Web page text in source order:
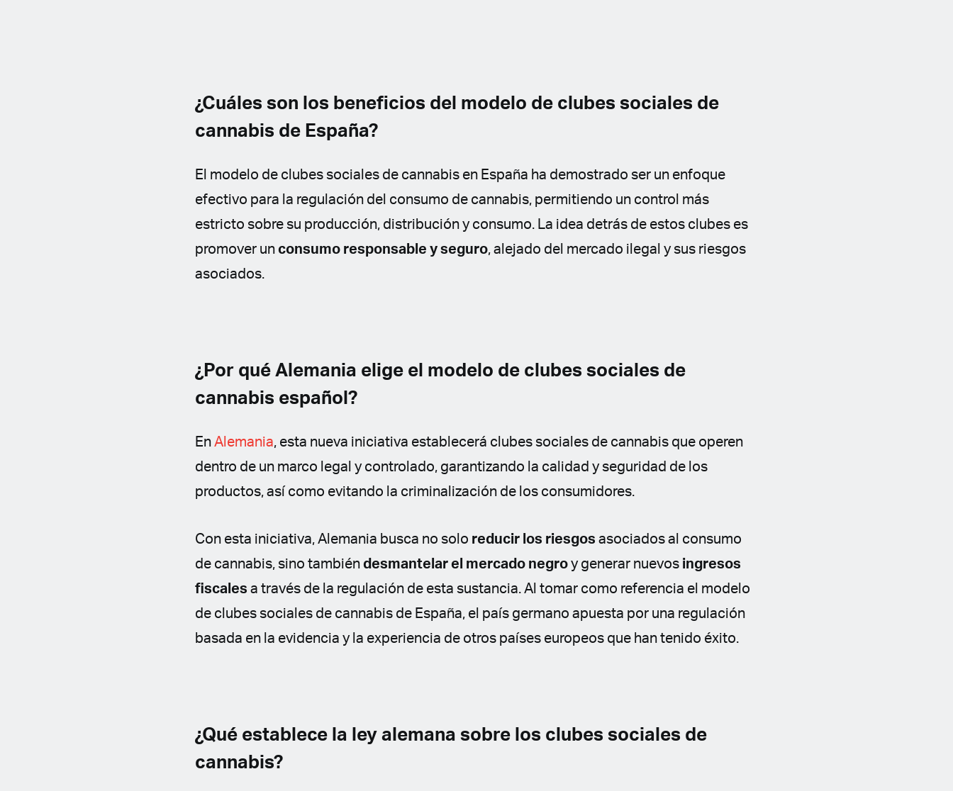
¿Cuáles son los beneficios del modelo de clubes sociales de
cannabis de España?
El modelo de clubes sociales de cannabis en España ha demostrado ser un enfoque
efectivo para la regulación del consumo de cannabis, permitiendo un control más
estricto sobre su producción, distribución y consumo. La idea detrás de estos clubes es
promover unconsumo responsable y seguro, alejado del mercado ilegal y sus riesgos
asociados.
¿Por qué Alemania elige el modelo de clubes sociales de
cannabis español?
EnAlemania, esta nueva iniciativa establecerá clubes sociales de cannabis que operen
dentro de un marco legal y controlado, garantizando la calidad y seguridad de los
productos, así como evitando la criminalización de los consumidores.
Con esta iniciativa, Alemania busca no solo reducir los riesgos asociados al consumo
de cannabis, sino tambiéndesmantelar el mercado negroy generar nuevos ingresos
fiscales a través de la regulación de esta sustancia. Al tomar como referencia el modelo
de clubes sociales de cannabis de España, el país germano apuesta por una regulación
basada en la evidencia y la experiencia de otros países europeos que han tenido éxito.
¿Qué establece la ley alemana sobre los clubes sociales de
cannabis?